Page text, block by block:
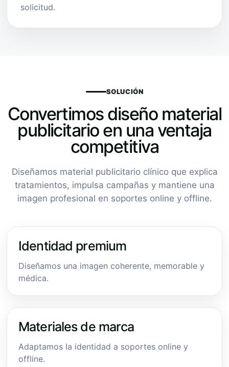
solicitud.
SOLUCIÓN
Convertimos diseño material
publicitario en una ventaja
competitiva
Diseñamos material publicitario clínico que explica
tratamientos, impulsa campañas y mantiene una
imagen profesional en soportes online y offline.
Identidad premium
Diseñamos una imagen coherente, memorable y
médica.
Materiales de marca
Adaptamos la identidad a soportes online y
offline.